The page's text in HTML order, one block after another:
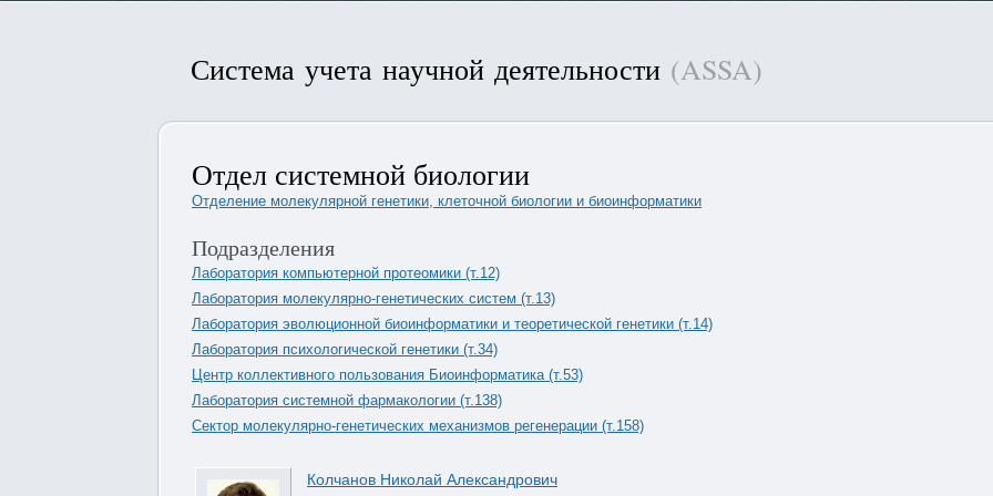
Система учета научной деятельности (ASSA)
Отдел системной биологии
Отделение молекулярной генетики, клеточной биологии и биоинформатики
Подразделения
Лаборатория компьютерной протеомики (т.12)
Лаборатория молекулярно-генетических систем (т.13)
Лаборатория эволюционной биоинформатики и теоретической генетики (т.14)
Лаборатория психологической генетики (т.34)
Центр коллективного пользования Биоинформатика (т.53)
Лаборатория системной фармакологии (т.138)
Сектор молекулярно-генетических механизмов регенерации (т.158)
Колчанов Николай Александрович